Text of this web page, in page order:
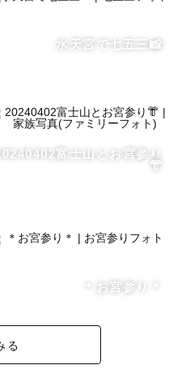
写真を得意としていま
んな写真が撮りたいかな
軽にご相談頂ければ幸い
水天宮で七五三📸
富士山とお宮参り
👘
＊お宮参り＊
る